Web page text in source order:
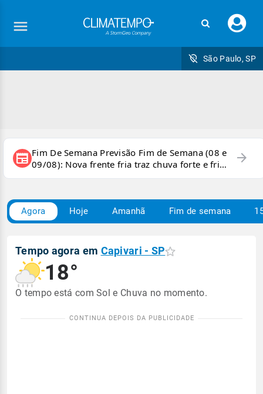
seu
São Paulo, SP
newspaper Fim De Semana Previsão Fim de Semana (08 e
09/08): Nova frente fria traz chuva forte e frio
para áreas do país
arrow_forward
Agora Hoje Amanhã Fim de semana
Tempo agora em Capivari - SP
18°
O tempo está com Sol e Chuva no momento.